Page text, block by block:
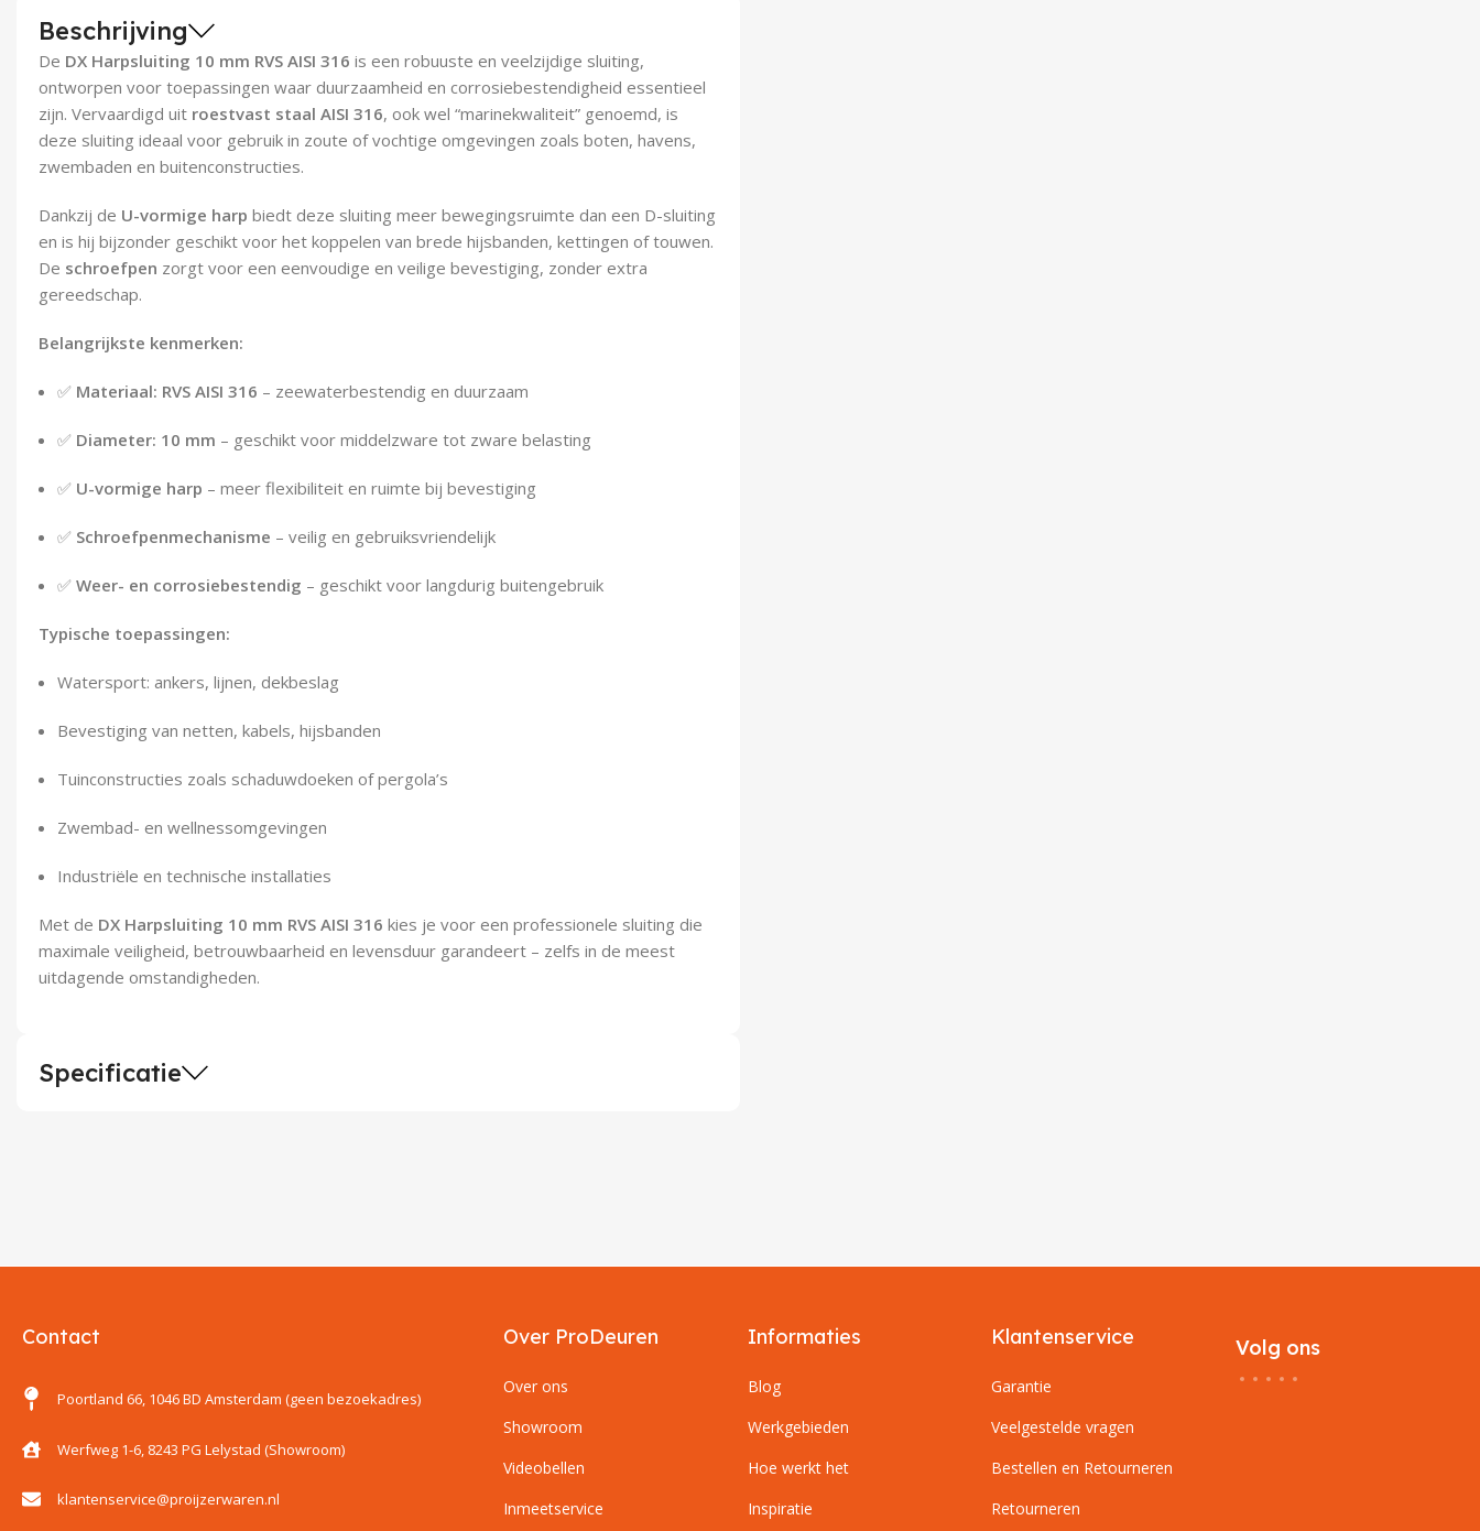
Beschrijving
De DX Harpsluiting 10 mm RVS AISI 316 is een robuuste en veelzijdige sluiting,
ontworpen voor toepassingen waar duurzaamheid en corrosiebestendigheid essentieel
zijn. Vervaardigd uit roestvast staal AISI 316, ook wel “marinekwaliteit” genoemd, is
deze sluiting ideaal voor gebruik in zoute of vochtige omgevingen zoals boten, havens,
zwembaden en buitenconstructies.
Dankzij de U-vormige harp biedt deze sluiting meer bewegingsruimte dan een D-sluiting
en is hij bijzonder geschikt voor het koppelen van brede hijsbanden, kettingen of touwen.
De schroefpen zorgt voor een eenvoudige en veilige bevestiging, zonder extra
gereedschap.
Belangrijkste kenmerken:
✅ Materiaal: RVS AISI 316 – zeewaterbestendig en duurzaam
✅ Diameter: 10 mm – geschikt voor middelzware tot zware belasting
✅ U-vormige harp – meer flexibiliteit en ruimte bij bevestiging
✅ Schroefpenmechanisme – veilig en gebruiksvriendelijk
✅ Weer- en corrosiebestendig – geschikt voor langdurig buitengebruik
Typische toepassingen:
Watersport: ankers, lijnen, dekbeslag
Bevestiging van netten, kabels, hijsbanden
Tuinconstructies zoals schaduwdoeken of pergola’s
Zwembad- en wellnessomgevingen
Industriële en technische installaties
Met de DX Harpsluiting 10 mm RVS AISI 316 kies je voor een professionele sluiting die
maximale veiligheid, betrouwbaarheid en levensduur garandeert – zelfs in de meest
uitdagende omstandigheden.
Specificatie
Contact
Poortland 66, 1046 BD Amsterdam (geen bezoekadres)
Werfweg 1-6, 8243 PG Lelystad (Showroom)
klantenservice@proijzerwaren.nl
Over ProDeuren
Over ons
Showroom
Videobellen
Inmeetservice
Informaties
Blog
Werkgebieden
Hoe werkt het
Inspiratie
Klantenservice
Garantie
Veelgestelde vragen
Bestellen en Retourneren
Retourneren
Volg ons